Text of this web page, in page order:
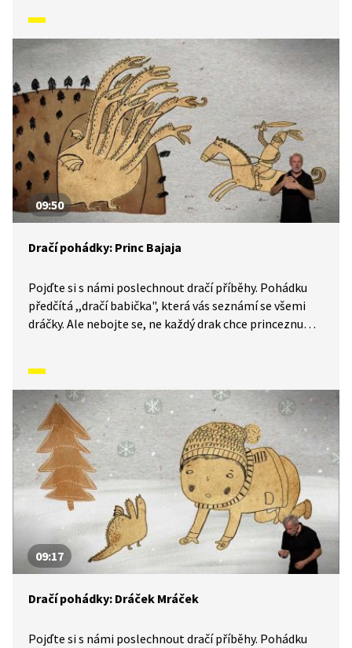
i do znakové řeči.
09:50
Dračí pohádky: Princ Bajaja
Pojďte si s námi poslechnout dračí příběhy. Pohádku
předčítá ,,dračí babička", která vás seznámí se všemi
dráčky. Ale nebojte se, ne každý drak chce princeznu
simultánně tlumočen do znakové řeči.
09:17
Dračí pohádky: Dráček Mráček
Pojďte si s námi poslechnout dračí příběhy. Pohádku